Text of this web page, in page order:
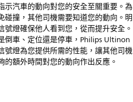
示汽車的動向對您的安全至關重要。為
碰撞，其他司機需要知道您的動向。明
號燈確保他人看到您，從而提升安全。
倒車、定位還是停車，Philips Ultinon
號燈為您提供所需的性能，讓其他司機
的額外時間對您的動向作出反應。